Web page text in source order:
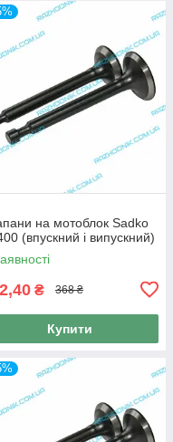
на мотоблок Sadko
(впускний і випускний)
₴ 368 ₴
Купити